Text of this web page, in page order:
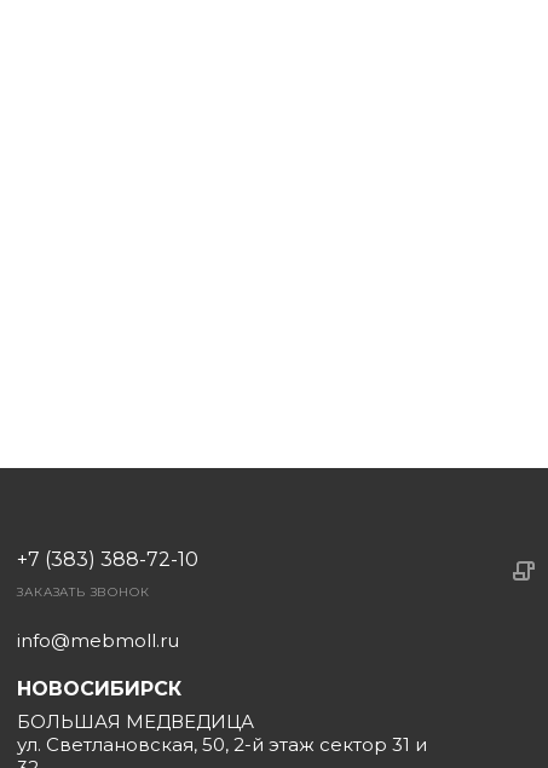
+7 (383) 388-72-10
ЗАКАЗАТЬ ЗВОНОК
info@mebmoll.ru
НОВОСИБИРСК
БОЛЬШАЯ МЕДВЕДИЦА
ул. Светлановская, 50, 2-й этаж сектор 31 и